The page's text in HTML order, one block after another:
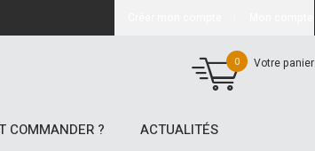
0 Votre panier
COMMANDER ? ACTUALITÉS